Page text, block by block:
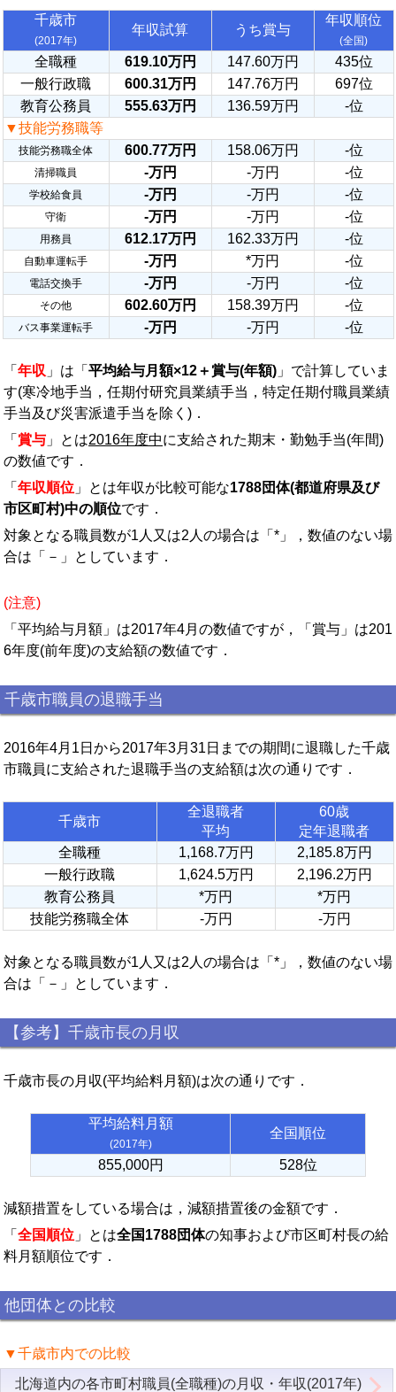
千歳市
(2017年)
年収試算 うち賞与
年収順位
(全国)
全職種 619.10万円 147.60万円
435位
一般行政職
600.31万円 147.76万円
697位
教育公務員
555.63万円 136.59万円
-位
▼技能労務職等
技能労務職全体 600.77万円 158.06万円 -位
清掃職員 -万円 -万円 -位
学校給食員 -万円 -万円 -位
守衛 -万円 -万円 -位
用務員 612.17万円 162.33万円 -位
自動車運転手 -万円 *万円 -位
電話交換手 -万円 -万円 -位
その他 602.60万円 158.39万円 -位
バス事業運転手 -万円 -万円 -位
「 年収 」は「 平均給与月額×12＋賞与(年額) 」で計算していま
す(寒冷地手当，任期付研究員業績手当，特定任期付職員業績
手当及び災害派遣手当を除く)．
「 賞与 」とは2016年度中に支給された期末・勤勉手当(年間)
の数値です．
「 年収順位 」とは年収が比較可能な1788団体(都道府県及び
市区町村)中の順位です．
対象となる職員数が1人又は2人の場合は「*」，数値のない場
合は「－」としています．
(注意)
「平均給与月額」は2017年4月の数値ですが，「賞与」は201
6年度(前年度)の支給額の数値です．
千歳市職員の退職手当
2016年4月1日から2017年3月31日までの期間に退職した千歳
市職員に支給された退職手当の支給額は次の通りです．
千歳市
全退職者
平均
60歳
定年退職者
全職種
1,168.7万円
2,185.8万円
一般行政職
1,624.5万円
2,196.2万円
教育公務員
*万円
*万円
技能労務職全体
-万円 -万円
対象となる職員数が1人又は2人の場合は「*」，数値のない場
合は「－」としています．
【参考】千歳市長の月収
千歳市長の月収(平均給料月額)は次の通りです．
平均給料月額
(2017年)
全国順位
855,000円 528位
減額措置をしている場合は，減額措置後の金額です．
「 全国順位 」とは全国1788団体の知事および市区町村長の給
料月額順位です．
他団体との比較
▼千歳市内での比較
北海道内の各市町村職員(全職種)の月収・年収(2017年)